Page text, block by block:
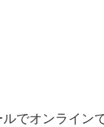
でオンライン